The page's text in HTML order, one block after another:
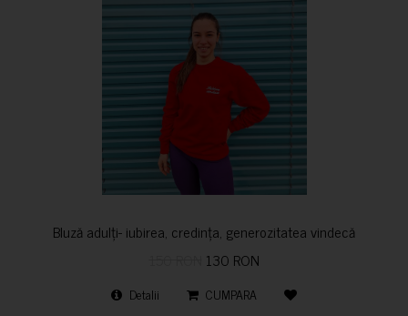
Bluză adulți- iubirea, credința, generozitatea vindecă
130 RON
Detalii CUMPARA